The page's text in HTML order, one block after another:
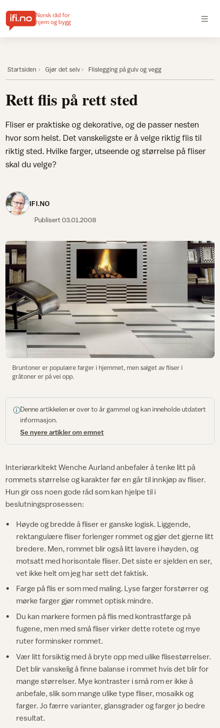
Norsk råd for
hjem og bygg
Startsiden Gjør det selv Flislegging på gulv og vegg
Rett flis på rett sted
Fliser er praktiske og dekorative, og de passer nesten
hvor som helst. Det vanskeligste er å velge riktig flis til
riktig sted. Hvilke farger, utseende og størrelse på fliser
skal du velge?
IFI.NO
Publisert03.01.2008
Bruntoner er populære farger i hjemmet, men salget av fliser i
gråtoner er på vei opp.
Denne artikkelen er over to år gammel og kan inneholde utdatert
informasjon.
Se nyere artikler om emnet
Interiørarkitekt Wenche Aurland anbefaler å tenke litt på
rommets størrelse og karakter før en går til innkjøp av fliser.
Hun gir oss noen gode råd som kan hjelpe til i
beslutningsprosessen:
Høyde og bredde å fliser er ganske logisk. Liggende,
rektangulære fliser forlenger rommet og gjør det gjerne litt
bredere. Men, rommet blir også litt lavere i høyden, og
motsatt med horisontale fliser. Det siste er sjelden en ser,
vet ikke helt om jeg har sett det faktisk.
Farge på flis er som med maling. Lyse farger forstørrer og
mørke farger gjør rommet optisk mindre.
Du kan markere formen på flis med kontrastfarge på
fugene, men med små fliser virker dette rotete og mye
ruter forminsker rommet.
Vær litt forsiktig med å bryte opp med ulike flisestørrelser.
Det blir vanskelig å finne balanse i rommet hvis det blir for
mange størrelser. Mye kontraster i små rom er ikke å
anbefale, slik som mange ulike type fliser, mosaikk og
farger. Jo færre varianter, glansgrader og farger jo bedre
resultat.